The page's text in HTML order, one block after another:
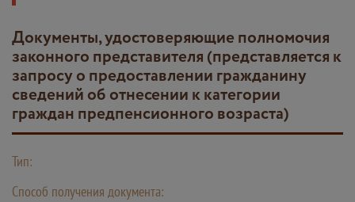
Документы, удостоверяющие полномочия
законного представителя (представляется к
запросу о предоставлении гражданину
сведений об отнесении к категории
граждан предпенсионного возраста)
Тип:
Способ получения документа: